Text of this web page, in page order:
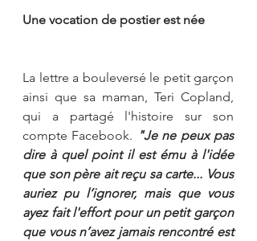
Une vocation de postier est née
La lettre a bouleversé le petit garçon
ainsi que sa maman, Teri Copland,
qui a partagé l'histoire sur son
compte Facebook. "Je ne peux pas
dire à quel point il est ému à l'idée
que son père ait reçu sa carte... Vous
auriez pu l’ignorer, mais que vous
ayez fait l'effort pour un petit garçon
que vous n’avez jamais rencontré est